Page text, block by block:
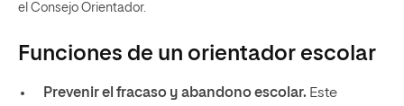
el Consejo Orientador.
Funciones de un orientador escolar
Prevenir el fracaso y abandono escolar. Este